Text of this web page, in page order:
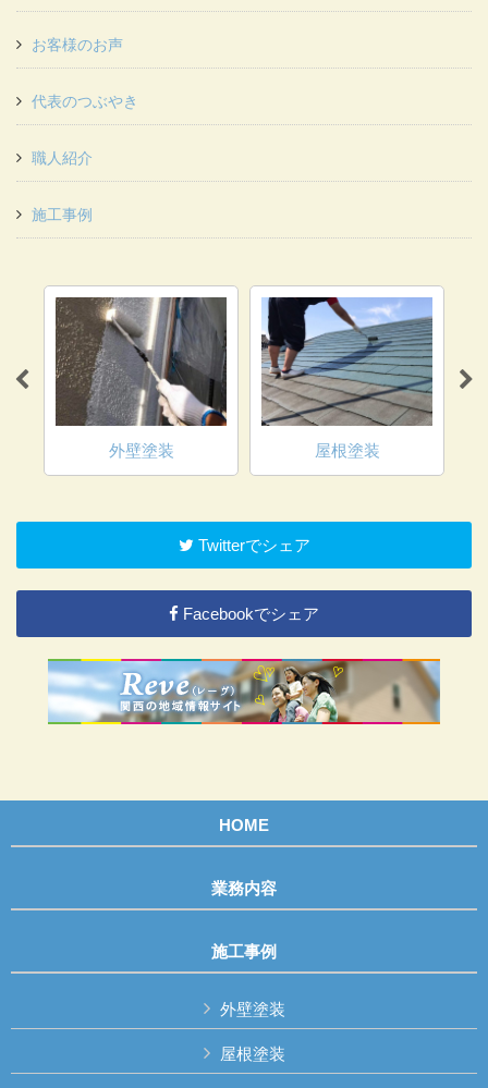
お客様のお声
代表のつぶやき
職人紹介
施工事例
外壁塗装 屋根塗装
Twitterでシェア
Facebookでシェア
HOME
業務内容
施工事例
外壁塗装
屋根塗装